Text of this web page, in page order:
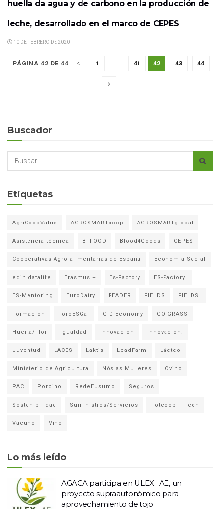
huella da agua y de carbono en la producción de
leche, desarrollado en el marco de CEPES
10 DE FEBRERO DE 2020
PÁGINA 42 DE 44 1 … 41 42 43 44
Buscador
Etiquetas
AgriCoopValue AGROSMARTcoop AGROSMARTglobal
Asistencia técnica BFFOOD Blood4Goods CEPES
Cooperativas Agro-alimentarias de España Economía Social
edih datalife Erasmus + Es-Factory ES-Factory.
ES-Mentoring EuroDairy FEADER FIELDS FIELDS.
Formación ForoESGal GIG-Economy GO-GRASS
Huerta/Flor Igualdad Innovación Innovación.
Juventud LACES Laktis LeadFarm Lácteo
Ministerio de Agricultura Nós as Mulleres Ovino
PAC Porcino RedeEusumo Seguros
Sostenibilidad Suministros/Servicios Totcoop+i Tech
Vacuno Vino
Lo más leído
AGACA participa en ULEX_AE, un
proyecto supraautonómico para
aprovechamiento de tojo